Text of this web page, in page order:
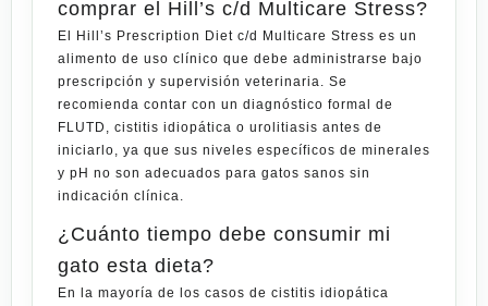
comprar el Hill’s c/d Multicare Stress?
El Hill’s Prescription Diet c/d Multicare Stress es un
alimento de uso clínico que debe administrarse bajo
prescripción y supervisión veterinaria. Se
recomienda contar con un diagnóstico formal de
FLUTD, cistitis idiopática o urolitiasis antes de
iniciarlo, ya que sus niveles específicos de minerales
y pH no son adecuados para gatos sanos sin
indicación clínica.
¿Cuánto tiempo debe consumir mi
gato esta dieta?
En la mayoría de los casos de cistitis idiopática